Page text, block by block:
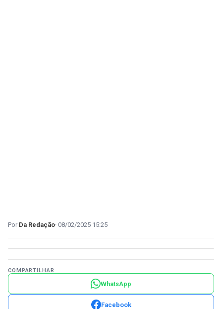
Da Redação 08/02/2025 15:25
COMPARTILHAR
WhatsApp
Facebook